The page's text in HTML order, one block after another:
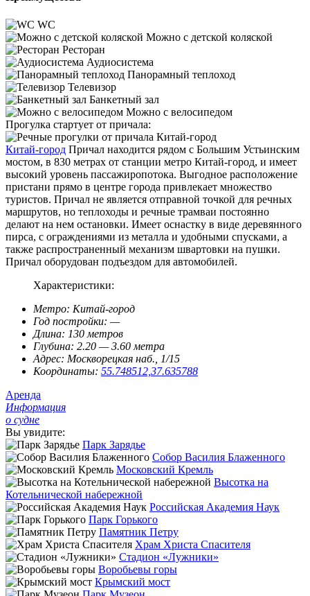
WC
Можно с детской коляской
Ресторан
Аудиосистема
Панорамный теплоход
Телевизор
Банкетный зал
Можно с велосипедом
Прогулка стартует от причала:
Китай-город Причал находится рядом с Большим Устьинским
мостом, в 830 метрах от станции метро Китай-город, и имеет
высокий уровень пассажиропотока. Выгодное расположение
пристани прямо в центре города привлекает множество
туристов. Причал не является отправной точкой для речных
маршрутов, но теплоходы и речные трамваи постоянно
делают на нем остановки. Имеет оснастку в виде деревянного
пирса, с ограждениями из металла и удобными спусками, а
также распространенный механизм швартовки на пушки.
Причал оборудован подъездом для автомобилей.
Характеристики:
Метро: Китай-город
Год постройки: —
Длина: 130 метров
Глубина: 2.20 — 3.60 метра
Адрес: Москворецкая наб., 1/15
Координаты: 55.748512,37.635788
Аренда
Информация
о судне
Вы увидите:
Парк Зарядье
Собор Василия Блаженного
Московский Кремль
Высотка на
Котельнической набережной
Российская Академия Наук
Парк Горького
Памятник Петру
Храм Христа Спасителя
Стадион «Лужники»
Воробьевы горы
Крымский мост